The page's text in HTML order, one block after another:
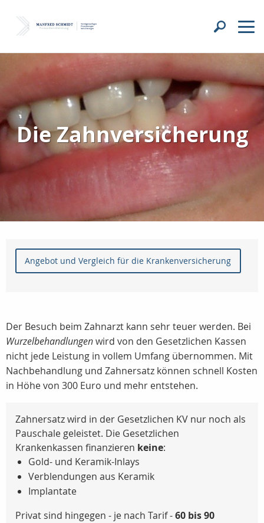
Die Zahnversicherung
Angebot und Vergleich für die Krankenversicherung
Der Besuch beim Zahnarzt kann sehr teuer werden. Bei
Wurzelbehandlungenwird von den Gesetzlichen Kassen
nicht jede Leistung in vollem Umfang übernommen. Mit
Nachbehandlung und Zahnersatz können schnell Kosten
in Höhe von 300 Euro und mehr entstehen.
Zahnersatz wird in der Gesetzlichen KV nur noch als
Pauschale geleistet. Die Gesetzlichen
Krankenkassen finanzieren keine:
Gold- und Keramik-Inlays
Verblendungen aus Keramik
Implantate
Privat sind hingegen - je nach Tarif -60 bis 90